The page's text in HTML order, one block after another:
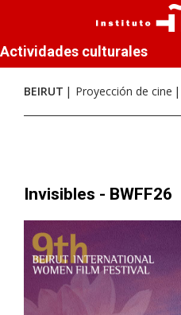
Actividades culturales
BEIRUT Proyección de cine
Invisibles - BWFF26